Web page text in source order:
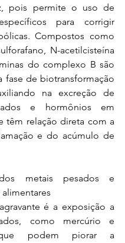
pois permite o uso de
para corrigir
Compostos como
N-acetilcisteína
do complexo B são
fase de biotransformação
na excreção de
e hormônios em
têm relação direta com a
e do acúmulo de
metais pesados e
é a exposição a
como mercúrio e
podem piorar a